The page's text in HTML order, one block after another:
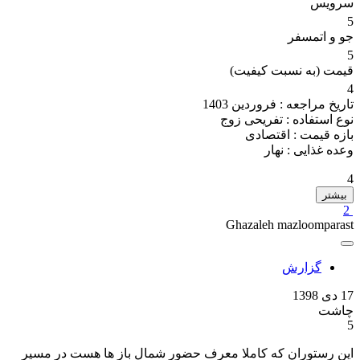
5
جو و اتمسفر
5
قیمت (به نسبت کیفیت)
4
تاریخ مراجعه : فروردین 1403
نوع استفاده : تفریحی زوج
بازه قیمت : اقتصادی
وعده غذایی : نهار
4
بیشتر
2
Ghazaleh mazloomparast
گزارش
17 دی 1398
چاشت
5
این رستوران که کاملا معرف حضور شمال باز ها هست در مسیر